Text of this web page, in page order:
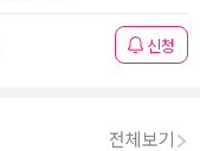
신청
전체보기